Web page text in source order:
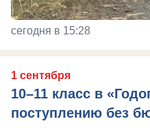
сегодня в 15:28
1 сентября
10–11 класс в
поступлению без